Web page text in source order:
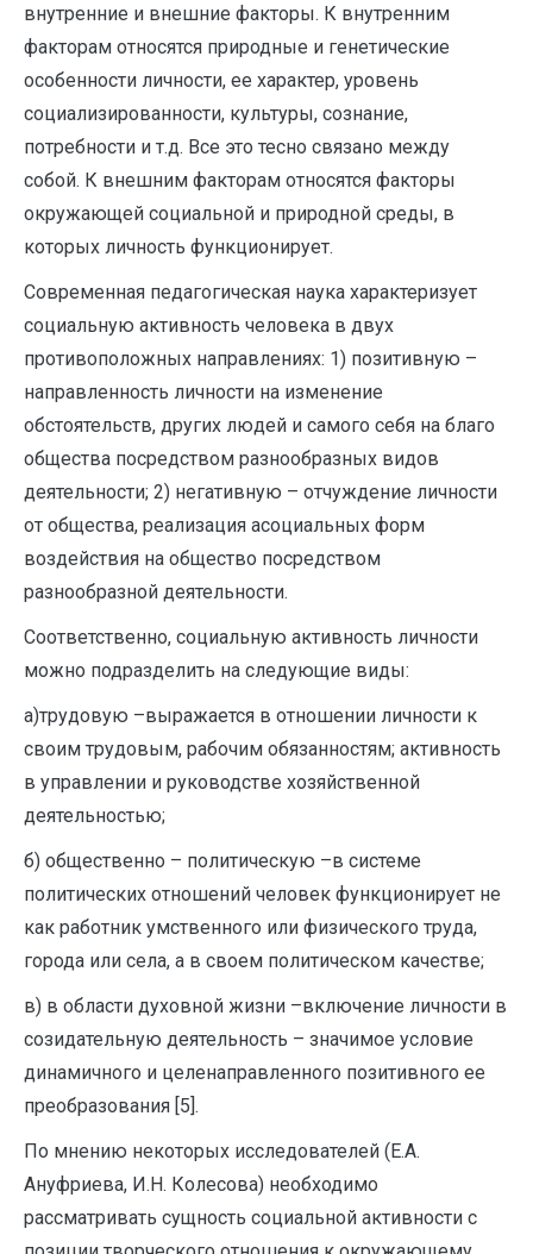
внутренние и внешние факторы. К внутренним
факторам относятся природные и генетические
особенности личности, ее характер, уровень
социализированности, культуры, сознание,
потребности и т.д. Все это тесно связано между
собой. К внешним факторам относятся факторы
окружающей социальной и природной среды, в
которых личность функционирует.
Современная педагогическая наука характеризует
социальную активность человека в двух
противоположных направлениях: 1) позитивную –
направленность личности на изменение
обстоятельств, других людей и самого себя на благо
общества посредством разнообразных видов
деятельности; 2) негативную – отчуждение личности
от общества, реализация асоциальных форм
воздействия на общество посредством
разнообразной деятельности.
Соответственно, социальную активность личности
можно подразделить на следующие виды:
а)трудовую –выражается в отношении личности к
своим трудовым, рабочим обязанностям; активность
в управлении и руководстве хозяйственной
деятельностью;
б) общественно – политическую –в системе
политических отношений человек функционирует не
как работник умственного или физического труда,
города или села, а в своем политическом качестве;
в) в области духовной жизни –включение личности в
созидательную деятельность – значимое условие
динамичного и целенаправленного позитивного ее
преобразования [5].
По мнению некоторых исследователей (Е.А.
Ануфриева, И.Н. Колесова) необходимо
рассматривать сущность социальной активности с